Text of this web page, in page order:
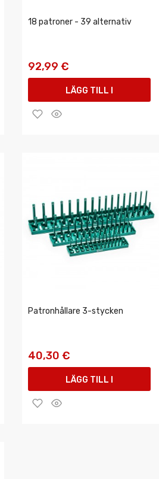
18 patroner - 39 alternativ
92,99 €
LÄGG TILL I
VARUKORGEN
Patronhållare 3-stycken
40,30 €
LÄGG TILL I
VARUKORGEN